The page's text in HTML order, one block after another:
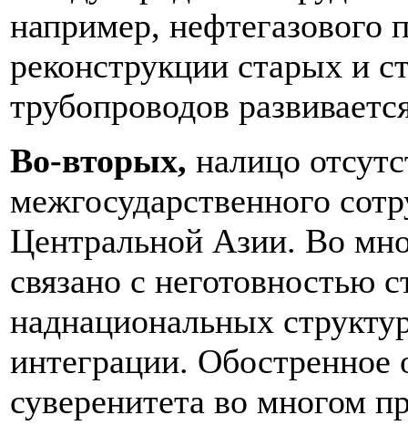
например, нефтегазового
реконструкции старых и
трубопроводов
Во-вторых, налицо
межгосударственного
Центральной Азии. Во
связано с неготовностью
наднациональных
интеграции.
суверенитета во многом